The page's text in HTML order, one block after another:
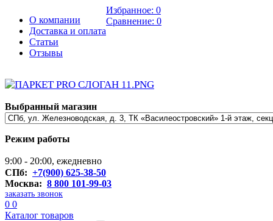
О компании
Доставка и оплата
Статьи
Отзывы
Избранное: 0
Сравнение: 0
Выбранный магазин
Режим работы
9:00 - 20:00, ежедневно
СПб: +7(900) 625-38-50
Москва: 8 800 101-99-03
заказать звонок
0 0
Каталог товаров